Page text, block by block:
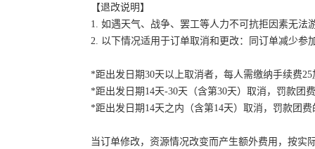
【退改说明】
1. 如遇天气、战争、罢工等人力不可抗拒因素无
2. 以下情况适用于订单取消和更改：同订单减少
*距出发日期30天以上取消者，每人需缴纳手续费
*距出发日期14天-30天（含第30天）取消，罚款团
*距出发日期14天之内（含第14天）取消，罚款团费
当订单修改，资源情况改变而产生额外费用，按实